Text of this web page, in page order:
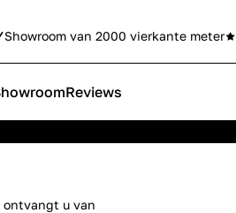
Showroom van 2000 vierkante meter
Reviews
ontvangt u van